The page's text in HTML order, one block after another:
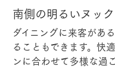
南側の明るいヌック
ダイニングに来客があ
ることもできます。快
ンに合わせて多様な過